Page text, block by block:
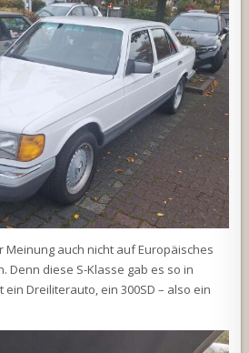
Meinung auch nicht auf Europäisches
Denn diese S-Klasse gab es so in
ein Dreiliterauto, ein 300SD – also ein